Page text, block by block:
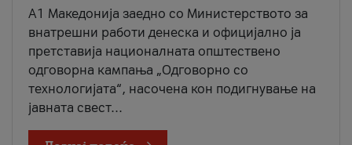
A1 Македонија заедно со Министерството за
внатрешни работи денеска и официјално ја
претставија националната општествено
одговорна кампања „Одговорно со
технологијата“, насочена кон подигнување на
јавната свест...